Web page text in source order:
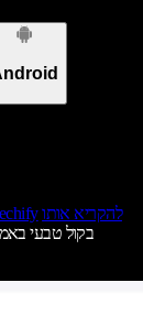
להקריא אותו
בקול טבעי